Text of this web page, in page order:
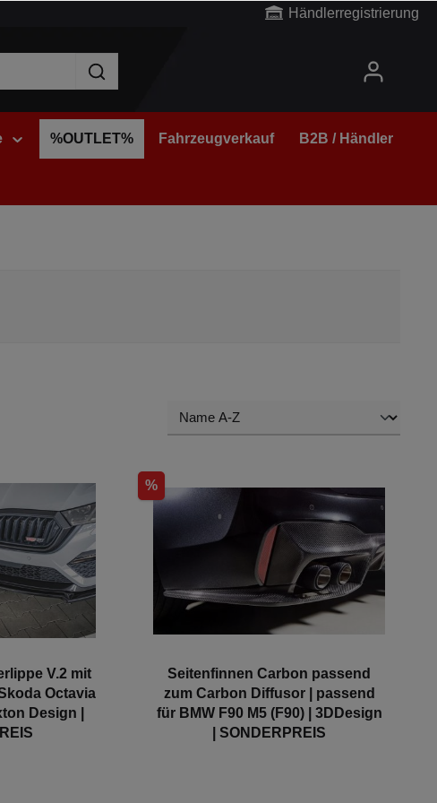
Händlerregistrierung
%OUTLET% Fahrzeugverkauf B2B / Händler
V.2 mit
Octavia
Design |
%
Seitenfinnen Carbon passend
zum Carbon Diffusor | passend
für BMW F90 M5 (F90) | 3DDesign
| SONDERPREIS